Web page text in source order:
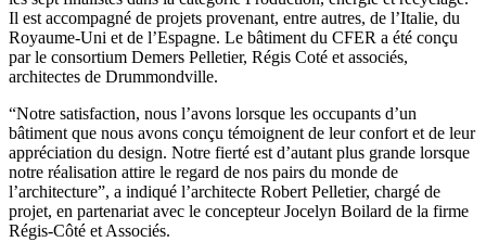
Il est accompagné de projets provenant, entre autres, de l’Italie, du
Royaume-Uni et de l’Espagne. Le bâtiment du CFER a été conçu
par le consortium Demers Pelletier, Régis Coté et associés,
architectes de Drummondville.
“Notre satisfaction, nous l’avons lorsque les occupants d’un
bâtiment que nous avons conçu témoignent de leur confort et de leur
appréciation du design. Notre fierté est d’autant plus grande lorsque
notre réalisation attire le regard de nos pairs du monde de
l’architecture”, a indiqué l’architecte Robert Pelletier, chargé de
projet, en partenariat avec le concepteur Jocelyn Boilard de la firme
Régis-Côté et Associés.